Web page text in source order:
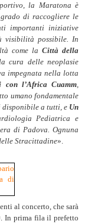
la Maratona è
di raccogliere le
importanti iniziative
visibilità possibile. In
come laCittà della
cura delle neoplasie
impegnata nella lotta
con l’Africa Cuamm,
umano fondamentale
disponibile a tutti, e Un
Pediatrica e
di Padova. Ognuna
Stracittadine».
al concerto, che sarà
In prima fila il prefetto